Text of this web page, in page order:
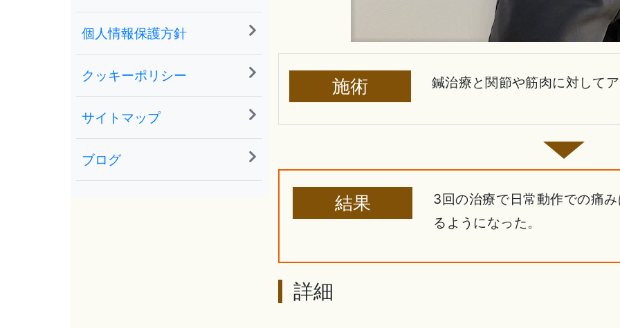
施術 鍼治療と関節や筋肉に対して
結果
3回の治療で日常動作での痛
るようになった。
詳細
個人情報保護方針
クッキーポリシー
サイトマップ
ブログ